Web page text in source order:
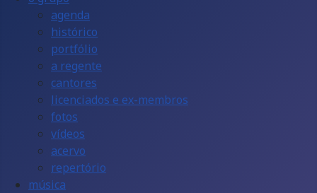
agenda
histórico
portfólio
a regente
cantores
licenciados e ex-membros
fotos
vídeos
acervo
repertório
música